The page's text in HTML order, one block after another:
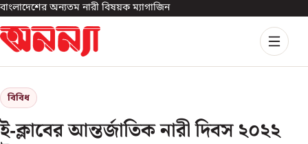
বাংলাদেশের অন্যতম নারী বিষয়ক ম্যাগাজিন
বিবিধ
ই-ক্লাবের আন্তর্জাতিক নারী দিবস ২০২২